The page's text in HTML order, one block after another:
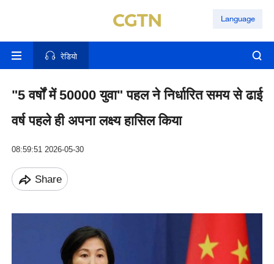
Language
रेडियो
"5 वर्षों में 50000 युवा" पहल ने निर्धारित समय से ढाई
वर्ष पहले ही अपना लक्ष्य हासिल किया
08:59:51 2026-05-30
Share